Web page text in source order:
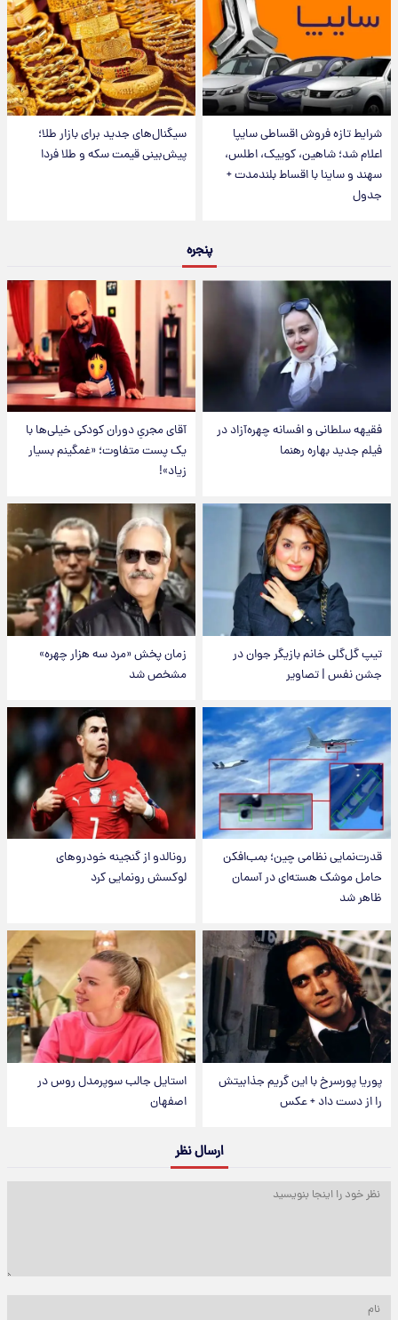
شرایط تازه فروش اقساطی سایپا
اعلام شد؛ شاهین، کوییک، اطلس،
سهند و ساینا با اقساط بلندمدت +
جدول
سیگنال‌های جدید برای بازار طلا؛
پیش‌بینی قیمت سکه و طلا فردا
پنجره
فقیهه سلطانی و افسانه چهره‌آزاد در
فیلم جدید بهاره رهنما
آقای مجریِ دوران کودکی خیلی‌ها با
یک پست متفاوت؛ «غمگینم بسیار
زیاد»!
تیپ گل‌گلی خانم بازیگر جوان در
جشن نفس | تصاویر
زمان پخش «مرد سه هزار چهره»
مشخص شد
قدرت‌نمایی نظامی چین؛ بمب‌افکن
حامل موشک هسته‌ای در آسمان
ظاهر شد
رونالدو از گنجینه خودروهای
لوکسش رونمایی کرد
پوریا پورسرخ با این گریم جذابیتش
را از دست داد + عکس
استایل جالب سوپرمدل روس در
اصفهان
ارسال نظر